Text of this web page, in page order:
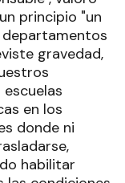
principio "un
gravedad,
en los
donde ni
habilitar